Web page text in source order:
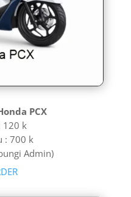
PCX
120 k
: 700 k
Admin)